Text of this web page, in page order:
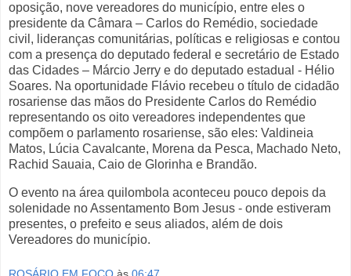
oposição, nove vereadores do município, entre eles o
presidente da Câmara – Carlos do Remédio, sociedade
civil, lideranças comunitárias, políticas e religiosas e contou
com a presença do deputado federal e secretário de Estado
das Cidades – Márcio Jerry e do deputado estadual - Hélio
Soares. Na oportunidade Flávio recebeu o título de cidadão
rosariense das mãos do Presidente Carlos do Remédio
representando os oito vereadores independentes que
compõem o parlamento rosariense, são eles: Valdineia
Matos, Lúcia Cavalcante, Morena da Pesca, Machado Neto,
Rachid Sauaia, Caio de Glorinha e Brandão.
O evento na área quilombola aconteceu pouco depois da
solenidade no Assentamento Bom Jesus - onde estiveram
presentes, o prefeito e seus aliados, além de dois
Vereadores do município.
ROSÁRIO EM FOCO às 06:47